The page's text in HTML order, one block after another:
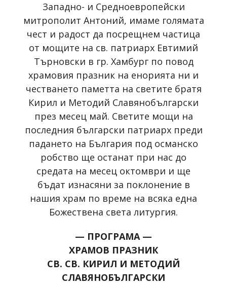
Западно- и Средноевропейски
митрополит Антоний, имаме голямата
чест и радост да посрещнем частица
от мощите на св. патриарх Евтимий
Търновски в гр. Хамбург по повод
храмовия празник на енорията ни и
честването паметта на светите братя
Кирил и Методий Славянобългарски
през месец май. Светите мощи на
последния български патриарх преди
падането на България под османско
робство ще останат при нас до
средата на месец октомври и ще
бъдат изнасяни за поклонение в
нашия храм по време на всяка една
Божествена света литургия.
— ПРОГРАМА —
ХРАМОВ ПРАЗНИК
СВ. СВ. КИРИЛ И МЕТОДИЙ
СЛАВЯНОБЪЛГАРСКИ